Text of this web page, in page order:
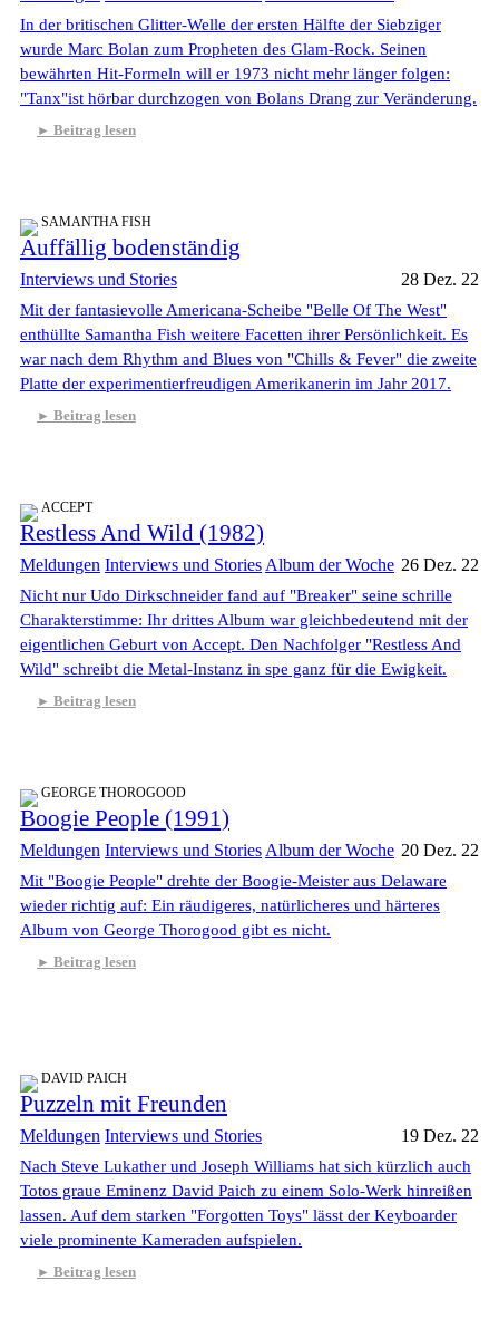
In der britischen Glitter-Welle der ersten Hälfte der Siebziger
wurde Marc Bolan zum Propheten des Glam-Rock. Seinen
bewährten Hit-Formeln will er 1973 nicht mehr länger folgen:
"Tanx"ist hörbar durchzogen von Bolans Drang zur Veränderung.
Beitrag lesen
SAMANTHA FISH
Auffällig bodenständig
Interviews und Stories 28 Dez. 22
Mit der fantasievolle Americana-Scheibe "Belle Of The West"
enthüllte Samantha Fish weitere Facetten ihrer Persönlichkeit. Es
war nach dem Rhythm and Blues von "Chills & Fever" die zweite
Platte der experimentierfreudigen Amerikanerin im Jahr 2017.
Beitrag lesen
ACCEPT
Restless And Wild (1982)
Meldungen Interviews und Stories Album der Woche 26 Dez. 22
Nicht nur Udo Dirkschneider fand auf "Breaker" seine schrille
Charakterstimme: Ihr drittes Album war gleichbedeutend mit der
eigentlichen Geburt von Accept. Den Nachfolger "Restless And
Wild" schreibt die Metal-Instanz in spe ganz für die Ewigkeit.
Beitrag lesen
GEORGE THOROGOOD
Boogie People (1991)
Meldungen Interviews und Stories Album der Woche 20 Dez. 22
Mit "Boogie People" drehte der Boogie-Meister aus Delaware
wieder richtig auf: Ein räudigeres, natürlicheres und härteres
Album von George Thorogood gibt es nicht.
Beitrag lesen
DAVID PAICH
Puzzeln mit Freunden
Meldungen Interviews und Stories 19 Dez. 22
Nach Steve Lukather und Joseph Williams hat sich kürzlich auch
Totos graue Eminenz David Paich zu einem Solo-Werk hinreißen
lassen. Auf dem starken "Forgotten Toys" lässt der Keyboarder
viele prominente Kameraden aufspielen.
Beitrag lesen